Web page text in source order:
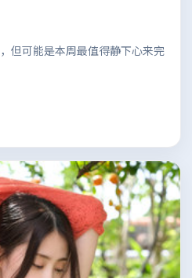
但可能是本周最值得静下心来完